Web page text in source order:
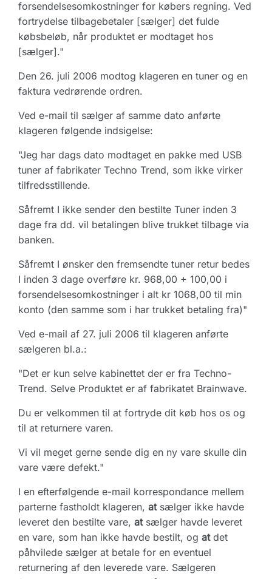
forsendelsesomkostninger for købers regning. Ved
fortrydelse tilbagebetaler [sælger] det fulde
købsbeløb, når produktet er modtaget hos
[sælger]."
Den 26. juli 2006 modtog klageren en tuner og en
faktura vedrørende ordren.
Ved e-mail til sælger af samme dato anførte
klageren følgende indsigelse:
"Jeg har dags dato modtaget en pakke med USB
tuner af fabrikater Techno Trend, som ikke virker
tilfredsstillende.
Såfremt I ikke sender den bestilte Tuner inden 3
dage fra dd. vil betalingen blive trukket tilbage via
banken.
Såfremt I ønsker den fremsendte tuner retur bedes
I inden 3 dage overføre kr. 968,00 + 100,00 i
forsendelsesomkostninger i alt kr 1068,00 til min
konto (den samme som i har trukket betaling fra)"
Ved e-mail af 27. juli 2006 til klageren anførte
sælgeren bl.a.:
"Det er kun selve kabinettet der er fra Techno-
Trend. Selve Produktet er af fabrikatet Brainwave.
Du er velkommen til at fortryde dit køb hos os og
til at returnere varen.
Vi vil meget gerne sende dig en ny vare skulle din
vare være defekt."
I en efterfølgende e-mail korrespondance mellem
parterne fastholdt klageren, atsælger ikke havde
leveret den bestilte vare, atsælger havde leveret
en vare, som han ikke havde bestilt, og atdet
påhvilede sælger at betale for en eventuel
returnering af den leverede vare. Sælgeren